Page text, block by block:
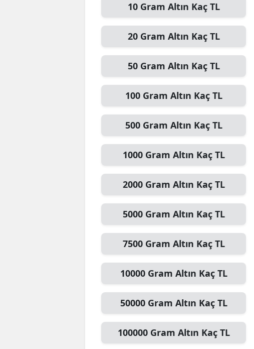
10 Gram Altın Kaç TL
20 Gram Altın Kaç TL
50 Gram Altın Kaç TL
100 Gram Altın Kaç TL
500 Gram Altın Kaç TL
1000 Gram Altın Kaç TL
2000 Gram Altın Kaç TL
5000 Gram Altın Kaç TL
7500 Gram Altın Kaç TL
10000 Gram Altın Kaç TL
50000 Gram Altın Kaç TL
100000 Gram Altın Kaç TL